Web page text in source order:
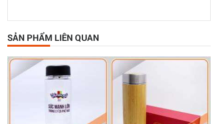
SẢN PHẨM LIÊN QUAN